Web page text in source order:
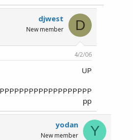
D
djwest
New member
4/2/06
UP
pp
Y
yodan
New member